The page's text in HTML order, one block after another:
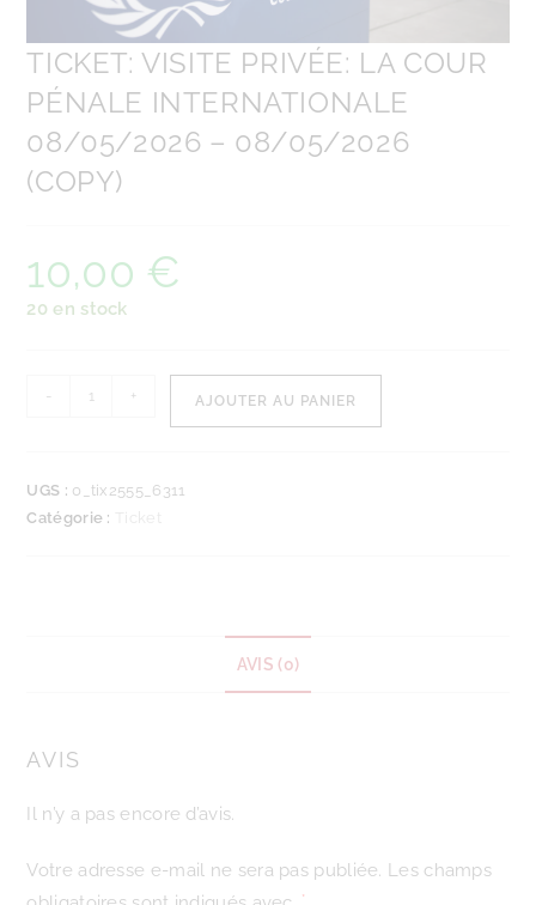
TICKET: VISITE PRIVÉE: LA COUR
PÉNALE INTERNATIONALE
08/05/2026 – 08/05/2026
(COPY)
10,00 €
20 en stock
- + AJOUTER AU PANIER
UGS : 0_tix2555_6311
Catégorie :
AVIS (0)
AVIS
Il n’y a pas encore d’avis.
Votre adresse e-mail ne sera pas publiée. Les champs
*